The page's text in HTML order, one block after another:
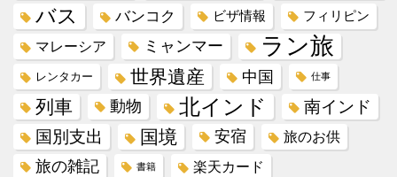
バス バンコク ビザ情報 フィリピン
マレーシア ミャンマー ラン旅
レンタカー 世界遺産 中国 仕事
列車 動物 北インド
南インド
国別支出
国境 安宿 旅のお供
旅の雑記 書籍 楽天カード